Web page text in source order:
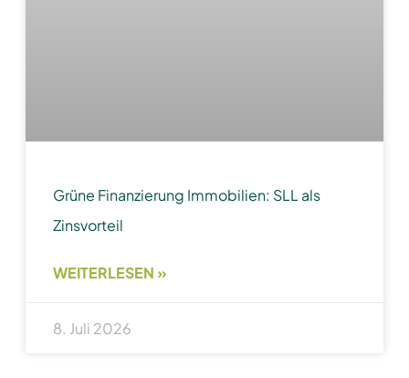
Grüne Finanzierung Immobilien: SLL als
Zinsvorteil
WEITERLESEN »
8. Juli 2026